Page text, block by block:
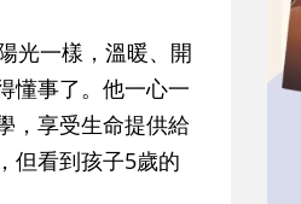
光一樣，溫暖、開
懂事了。他一心一
，享受生命提供給
但看到孩子5歲的